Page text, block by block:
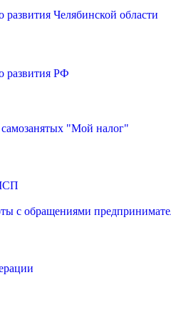
Челябинской области
развития РФ
"Мой налог"
с обращениями